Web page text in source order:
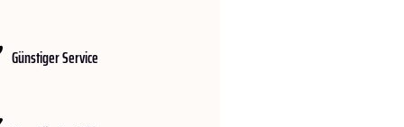
Günstiger Service